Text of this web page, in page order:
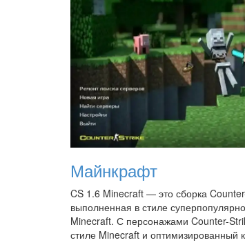
Майнкрафт
CS 1.6 Minecraft — это сборка
выполненная в стиле
Minecraft. С персонажами Counter-
стиле Minecraft и оптимизированный